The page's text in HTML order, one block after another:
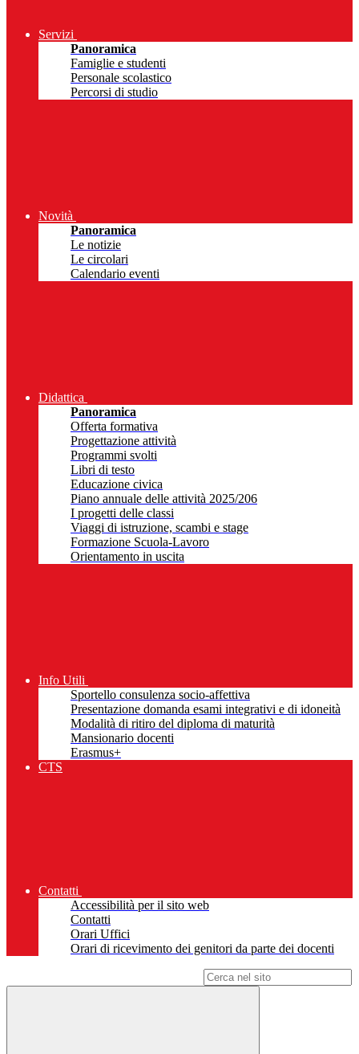
Servizi
Panoramica
Famiglie e studenti
Personale scolastico
Percorsi di studio
Novità
Panoramica
Le notizie
Le circolari
Calendario eventi
Didattica
Panoramica
Offerta formativa
Progettazione attività
Programmi svolti
Libri di testo
Educazione civica
Piano annuale delle attività 2025/206
I progetti delle classi
Viaggi di istruzione, scambi e stage
Formazione Scuola-Lavoro
Orientamento in uscita
Info Utili
Sportello consulenza socio-affettiva
Presentazione domanda esami integrativi e di idoneità
Modalità di ritiro del diploma di maturità
Mansionario docenti
Erasmus+
CTS
Contatti
Accessibilità per il sito web
Contatti
Orari Uffici
Orari di ricevimento dei genitori da parte dei docenti